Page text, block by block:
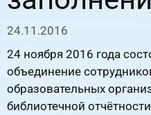
24.11.2016
24 ноября 2016 года
объединение
образовательных
библиотечной